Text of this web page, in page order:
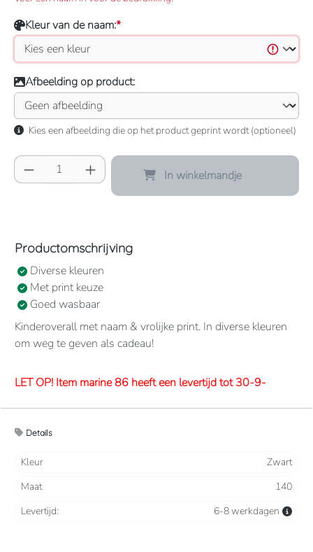
Kleur van de naam:*
Afbeelding op product:
Kies een afbeelding die op het product geprint wordt (optioneel)
Producthoeveelheid: Voer de gewenste
In winkelmandje
Productomschrijving
Diverse kleuren
Met print keuze
Goed wasbaar
Kinderoverall met naam & vrolijke print. In diverse kleuren
om weg te geven als cadeau!
LET OP! Item marine 86 heeft een levertijd tot 30-9-
Overalls 65% polyester, 35% katoen. 260 grams/m2.
Verdekte 2-weg ritssluiting en elastiek in rug/taille.
en duimstokzak.
Details
Kleur
Zwart
Maat
140
Levertijd:
6-8 werkdagen